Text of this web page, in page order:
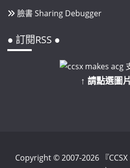
臉書 Sharing Debugger
● 訂閱RSS ●
↑ 請點選圖
Copyright © 2007-2026 『CCSX